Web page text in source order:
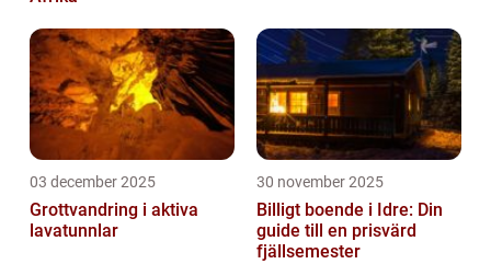
03 december 2025
Grottvandring i aktiva
lavatunnlar
30 november 2025
Billigt boende i Idre: Din
guide till en prisvärd
fjällsemester